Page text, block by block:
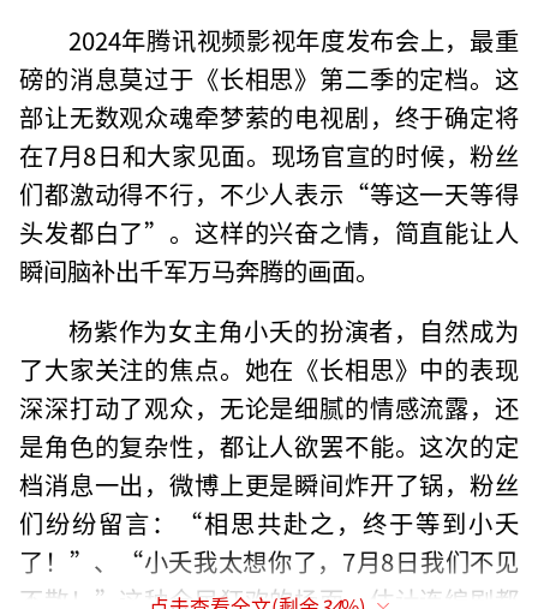
2024年腾讯视频影视年度发布会上，最重
磅的消息莫过于《长相思》第二季的定档。这
部让无数观众魂牵梦萦的电视剧，终于确定将
在7月8日和大家见面。现场官宣的时候，粉丝
们都激动得不行，不少人表示“等这一天等得
头发都白了”。这样的兴奋之情，简直能让人
瞬间脑补出千军万马奔腾的画面。
杨紫作为女主角小夭的扮演者，自然成为
了大家关注的焦点。她在《长相思》中的表现
深深打动了观众，无论是细腻的情感流露，还
是角色的复杂性，都让人欲罢不能。这次的定
档消息一出，微博上更是瞬间炸开了锅，粉丝
们纷纷留言：“相思共赴之，终于等到小夭
了！”、“小夭我太想你了，7月8日我们不见
不散！”这种全民狂欢的场面，估计连编剧都